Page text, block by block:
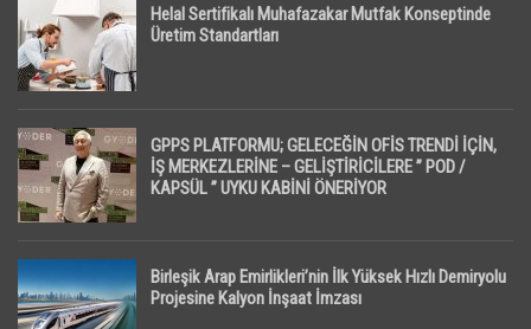
Helal Sertifikalı Muhafazakar Mutfak Konseptinde
Üretim Standartları
GPPS PLATFORMU; GELECEĞİN OFİS TRENDİ İÇİN,
İŞ MERKEZLERİNE – GELİŞTİRİCİLERE ” POD /
KAPSÜL ” UYKU KABİNİ ÖNERİYOR
Birleşik Arap Emirlikleri’nin İlk Yüksek Hızlı Demiryolu
Projesine Kalyon İnşaat İmzası